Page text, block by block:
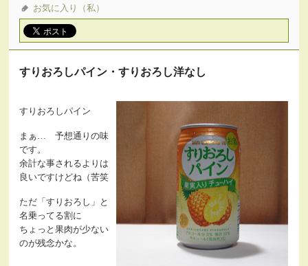
お気に入り（私）
すりおろしパイン・すりおろし洋なし
すりおろしパイン
まぁ… 予想通りの味
です。
余計な事されるよりは
良いですけどね（苦笑
ただ「すりおろし」と
名乗ってる割に
ちょっと果肉が少ない
のが残念かな。